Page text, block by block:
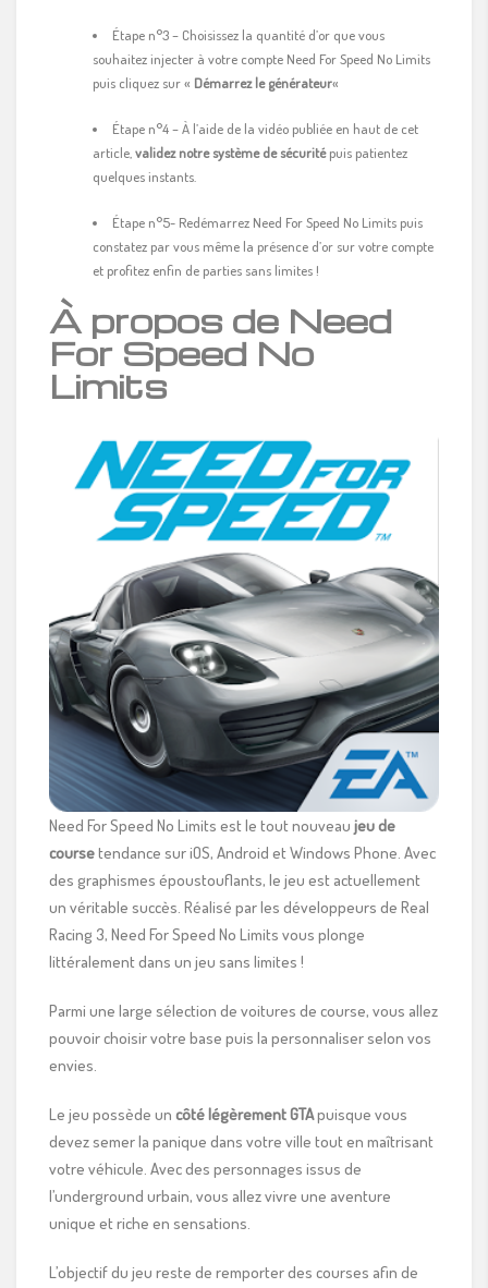
Étape n°3 – Choisissez la quantité d’or que vous
souhaitez injecter à votre compte Need For Speed No Limits
puis cliquez sur « Démarrez le générateur«
Étape n°4 – À l’aide de la vidéo publiée en haut de cet
article,validez notre système de sécuritépuis patientez
quelques instants.
Étape n°5- Redémarrez Need For Speed No Limits puis
constatez par vous même la présence d’or sur votre compte
et profitez enfin de parties sans limites !
À propos de Need
For Speed No
Limits
Need For Speed No Limits est le tout nouveau jeu de
coursetendance sur iOS, Android et Windows Phone. Avec
des graphismes époustouflants, le jeu est actuellement
un véritable succès. Réalisé par les développeurs de Real
Racing 3, Need For Speed No Limits vous plonge
littéralement dans un jeu sans limites !
Parmi une large sélection de voitures de course, vous allez
pouvoir choisir votre base puis la personnaliser selon vos
envies.
Le jeu possède un côté légèrement GTApuisque vous
devez semer la panique dans votre ville tout en maîtrisant
votre véhicule. Avec des personnages issus de
l’underground urbain, vous allez vivre une aventure
unique et riche en sensations.
L’objectif du jeu reste de remporter des courses afin de